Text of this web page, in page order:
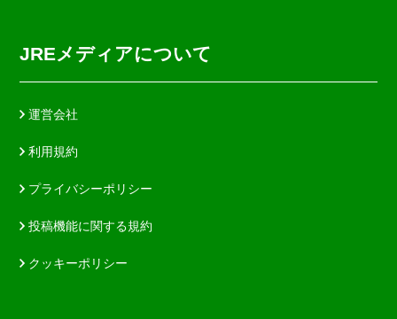
JREメディアについて
運営会社
利用規約
プライバシーポリシー
投稿機能に関する規約
クッキーポリシー